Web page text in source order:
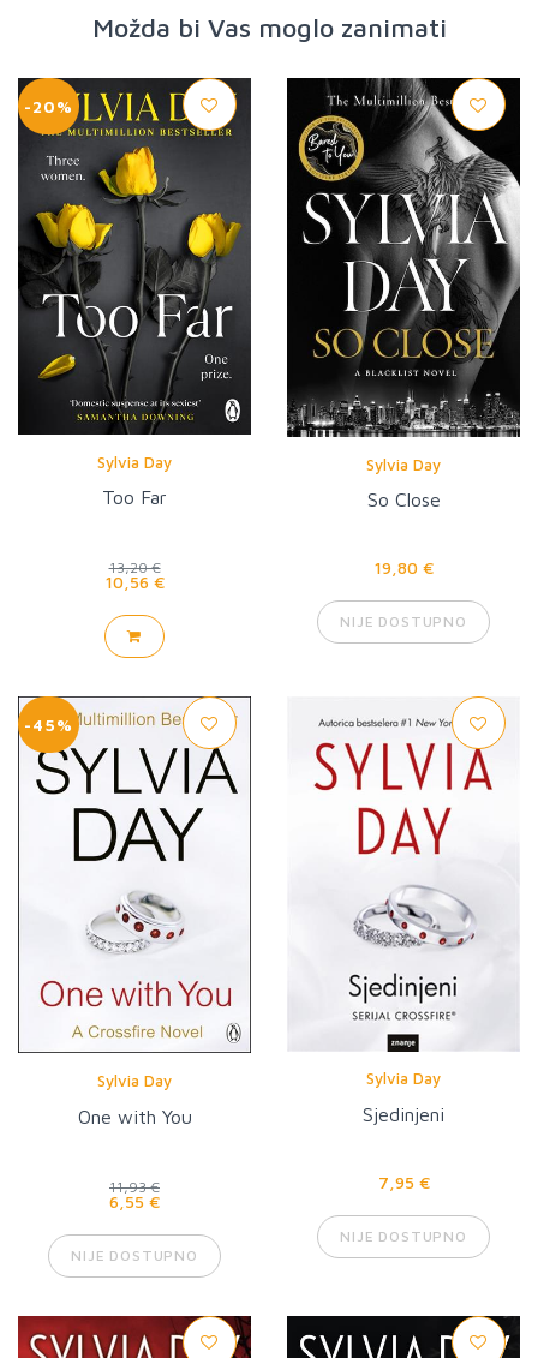
Možda bi Vas moglo zanimati
-20%
Sylvia Day
Too Far
13,20 €
10,56 €
Sylvia Day
So Close
19,80 €
NIJE DOSTUPNO
-45%
Sylvia Day
One with You
11,93 €
6,55 €
NIJE DOSTUPNO
Sylvia Day
Sjedinjeni
7,95 €
NIJE DOSTUPNO